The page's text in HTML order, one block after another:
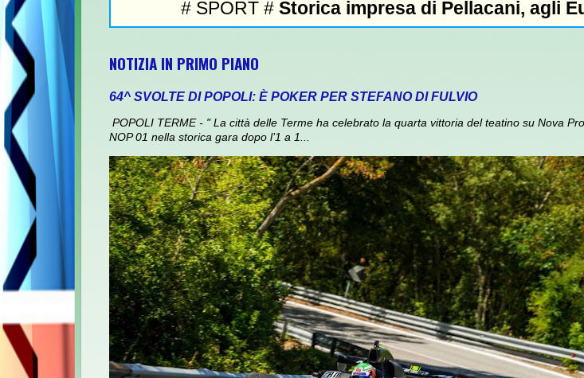
# SPORT # Storica impresa di Pellacani, agli Europei il
NOTIZIA IN PRIMO PIANO
64^ SVOLTE DI POPOLI: È POKER PER STEFANO DI FULVIO
POPOLI TERME - " La città delle Terme ha celebrato la quarta vittoria del teatino su Nova
NOP 01 nella storica gara dopo l’1 a 1...